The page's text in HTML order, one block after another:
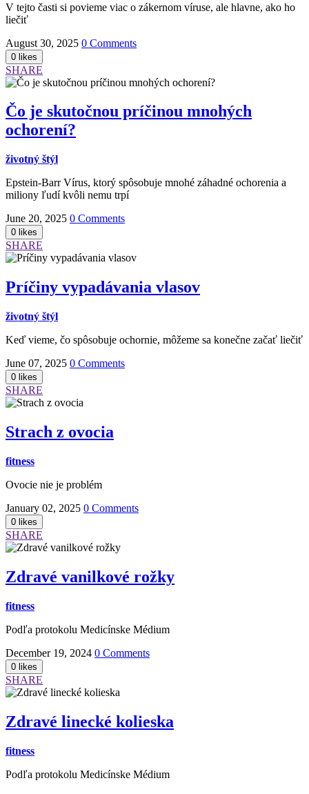
V tejto časti si povieme viac o zákernom víruse, ale hlavne, ako ho
liečiť
August 30, 2025 0 Comments
SHARE
Čo je skutočnou príčinou mnohých
ochorení?
životný štýl
Epstein-Barr Vírus, ktorý spôsobuje mnohé záhadné ochorenia a
miliony ľudí kvôli nemu trpí
June 20, 2025 0 Comments
SHARE
Príčiny vypadávania vlasov
životný štýl
Keď vieme, čo spôsobuje ochornie, môžeme sa konečne začať liečiť
June 07, 2025 0 Comments
SHARE
Strach z ovocia
fitness
Ovocie nie je problém
January 02, 2025 0 Comments
SHARE
Zdravé vanilkové rožky
fitness
Podľa protokolu Medicínske Médium
December 19, 2024 0 Comments
SHARE
Zdravé linecké kolieska
fitness
Podľa protokolu Medicínske Médium